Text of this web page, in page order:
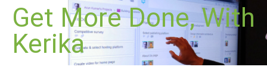
Към
съдържанието
Get More Done, With
Kerika